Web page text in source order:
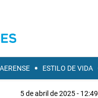
ESTILO DE VIDA
5 de abril de 2025 - 12:49